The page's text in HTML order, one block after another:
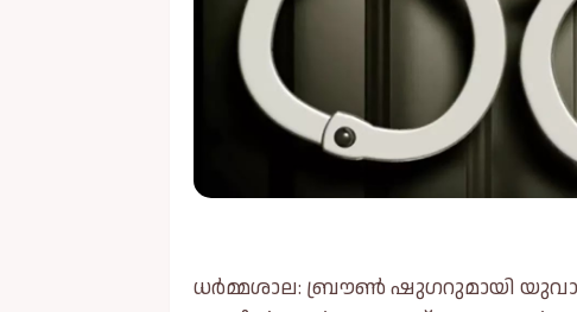
ധർമ്മശാല: ബ്രൗൺ ഷുഗറുമായി യുവാവ്